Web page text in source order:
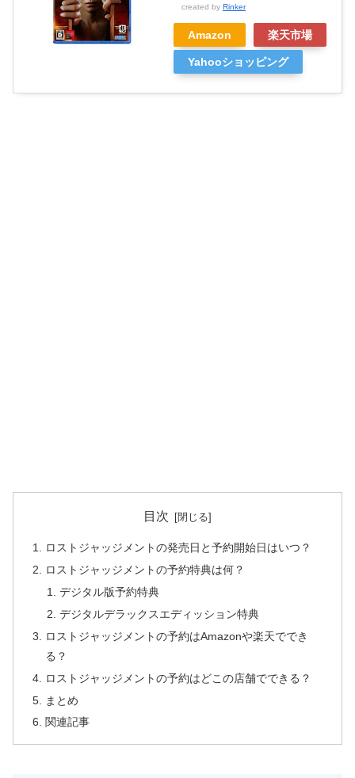
created by Rinker
Amazon 楽天市場
Yahooショッピング
目次
ロストジャッジメントの発売日と予約開始日はいつ？
ロストジャッジメントの予約特典は何？
デジタル版予約特典
デジタルデラックスエディッション特典
ロストジャッジメントの予約はAmazonや楽天ででき
る？
ロストジャッジメントの予約はどこの店舗でできる？
まとめ
関連記事